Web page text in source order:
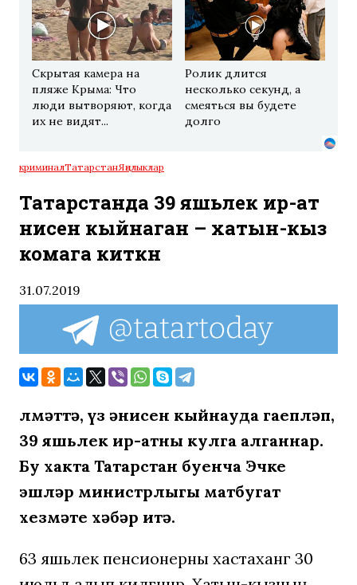
Скрытая камера на
пляже Крыма: Что
люди вытворяют, когда
их не видят...
Ролик длится
несколько секунд, а
смеяться вы будете
долго
криминалТатарстанЯңалыклар
Татарстанда 39 яшьлек ир-ат
әнисен кыйнаган – хатын-кыз
комага киткән
31.07.2019
Әлмәттә, үз әнисен кыйнауда гаепләп,
39 яшьлек ир-атны кулга алганнар.
Бу хакта Татарстан буенча Эчке
эшләр министрлыгы матбугат
хезмәте хәбәр итә.
63 яшьлек пенсионерны хастаханәгә 30